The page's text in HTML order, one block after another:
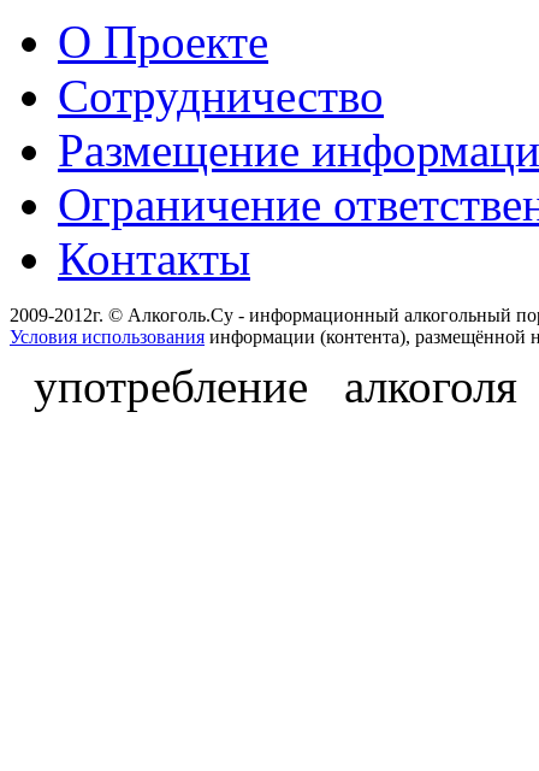
О Проекте
Сотрудничество
Размещение
Ограничение
Контакты
2009-2012г. © Алкоголь.Су - информационный алкогольный
Условия использования информации (контента), размещённой
употребление